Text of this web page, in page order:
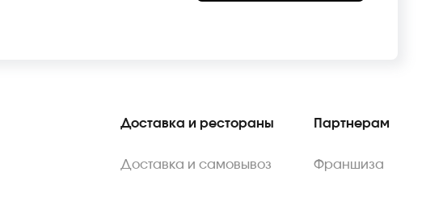
Доставка и рестораны
Доставка и самовывоз
Партнерам
Франшиза